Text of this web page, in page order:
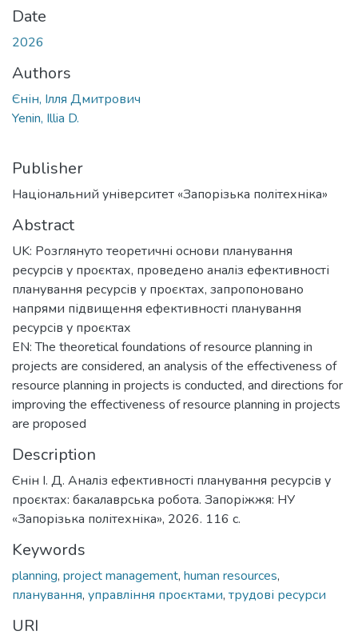
Date
2026
Authors
Єнін, Ілля Дмитрович
Yenin, Illia D.
Publisher
Національний університет «Запорізька політехніка»
Abstract
UK: Розглянуто теоретичні основи планування
ресурсів у проєктах, проведено аналіз ефективності
планування ресурсів у проєктах, запропоновано
напрями підвищення ефективності планування
ресурсів у проєктах
EN: The theoretical foundations of resource planning in
projects are considered, an analysis of the effectiveness of
resource planning in projects is conducted, and directions for
improving the effectiveness of resource planning in projects
are proposed
Description
Єнін І. Д. Аналіз ефективності планування ресурсів у
проєктах: бакалаврська робота. Запоріжжя: НУ
«Запорізька політехніка», 2026. 116 c.
Keywords
planning, project management, human resources,
планування, управління проєктами, трудові ресурси
URI